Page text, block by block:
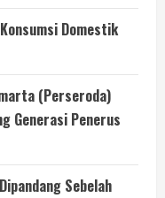
Domestik
(Perseroda)
Generasi Penerus
Sebelah